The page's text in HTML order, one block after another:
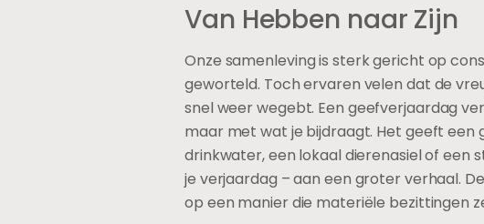
Van Hebben naar Zijn
Onze samenleving is sterk gericht op
geworteld. Toch ervaren velen dat de
snel weer wegebt. Een geefverjaardag
maar met wat je bijdraagt. Het geeft een
drinkwater, een lokaal dierenasiel of een
je verjaardag – aan een groter verhaal.
op een manier die materiële bezittingen